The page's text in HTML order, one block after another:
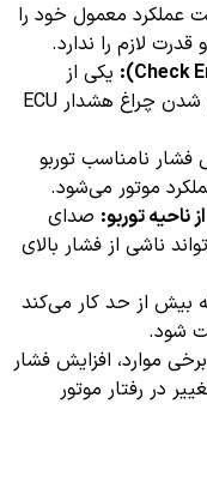
عملکرد معمول خود را
لازم را ندارد.
یکی از
نشانه‌های رایج ثبت کد خطا، روشن شدن چراغ هشدار ECU
فشار نامناسب توربو
موتور می‌شود.
توربو: صدای
ناشی از فشار بالای
بیش از حد کار می‌کند
شود.
موارد، افزایش فشار
در رفتار موتور